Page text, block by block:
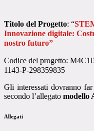
Titolo del Progetto: “
Innovazione digitale:
nostro futuro”
Codice del progetto:
1143-P-298359835
Gli interessati dovranno
secondo l’allegato modello
Allegati